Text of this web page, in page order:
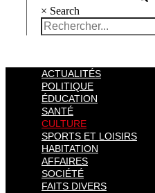
× Search
ACTUALITÉS
POLITIQUE
ÉDUCATION
SANTÉ
CULTURE
SPORTS ET LOISIRS
HABITATION
AFFAIRES
SOCIÉTÉ
FAITS DIVERS